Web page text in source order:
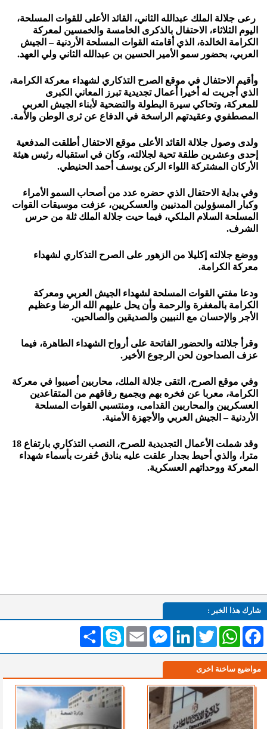
رعى جلالة الملك عبدالله الثاني، القائد الأعلى للقوات المسلحة،
اليوم الثلاثاء، الاحتفال بالذكرى الخامسة والخمسين لمعركة
الكرامة الخالدة، الذي أقامته القوات المسلحة الأردنية – الجيش
العربي، بحضور سمو الأمير الحسين بن عبدالله الثاني ولي العهد.
وأقيم الاحتفال في موقع الصرح التذكاري لشهداء معركة الكرامة،
الذي أجريت له أخيرا أعمال تجديدية تبرز المعاني الكبرى
للمعركة، وتحاكي سيرة البطولة والتضحية لأبناء الجيش العربي
المصطفوي وعقيدتهم الراسخة في الدفاع عن ثرى الوطن والأمة.
ولدى وصول جلالة القائد الأعلى موقع الاحتفال أطلقت المدفعية
إحدى وعشرين طلقة تحية لجلالته، وكان في استقباله رئيس هيئة
الأركان المشتركة اللواء الركن يوسف أحمد الحنيطي.
وفي بداية الاحتفال الذي حضره عدد من أصحاب السمو الأمراء
وكبار المسؤولين المدنيين والعسكريين، عزفت موسيقات القوات
المسلحة السلام الملكي، فيما حيت جلالة الملك ثلة من حرس
الشرف.
ووضع جلالته إكليلا من الزهور على الصرح التذكاري لشهداء
معركة الكرامة.
ودعا مفتي القوات المسلحة لشهداء الجيش العربي ومعركة
الكرامة بالمغفرة والرحمة وأن يحل عليهم الله الرضا وعظيم
الأجر والإحسان مع النبيين والصديقين والصالحين.
وقرأ جلالته والحضور الفاتحة على أرواح الشهداء الطاهرة، فيما
عزف الصداحون لحن الرجوع الأخير.
وفي موقع الصرح، التقى جلالة الملك، محاربين أصيبوا في معركة
الكرامة، معربا عن فخره بهم وبجميع رفاقهم من المتقاعدين
العسكريين والمحاربين القدامى، ومنتسبي القوات المسلحة
الأردنية – الجيش العربي والأجهزة الأمنية.
وقد شملت الأعمال التجديدية للصرح، النصب التذكاري بارتفاع 18
مترا، والذي أحيط بجدار علقت عليه بنادق حُفرت بأسماء شهداء
المعركة ووحداتهم العسكرية.
شارك هذا الخبر :
انشر Skype Email
MessengerLinkedInTwitterWhatsAppFacebook
مواضيع ساخنة اخرى